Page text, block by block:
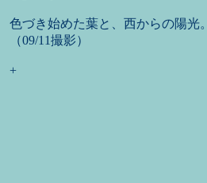
色づき始めた葉と、西からの陽光。
（09/11撮影）
+